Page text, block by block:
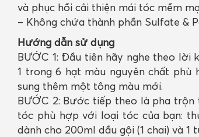
và phục hồi cải thiện mái tóc mềm
– Không chứa thành phần Sulfate &
Hướng dẫn sử dụng
BƯỚC 1: Đầu tiên hãy nghe theo
1 trong 6 hạt màu nguyên chất
sung thêm một tông màu mới.
BƯỚC 2: Bước tiếp theo là pha trộn
tóc phù hợp với loại tóc của bạn:
dành cho 200ml dầu gội (1 chai) và 1